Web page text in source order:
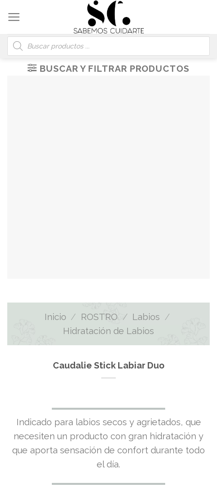
content
Búsqueda
de
productos
BUSCAR Y FILTRAR PRODUCTOS
Inicio / ROSTRO / Labios /
Hidratación de Labios
Caudalie Stick Labiar Duo
El
precio
original
era:
El
precio
actual
es:
Indicado para labios secos y agrietados, que
necesiten un producto con gran hidratación y
que aporta sensación de confort durante todo
el día.